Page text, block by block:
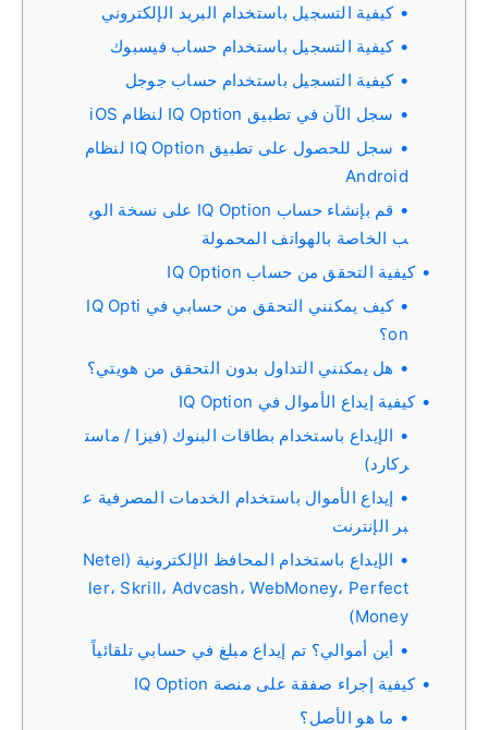
كيفية التسجيل باستخدام البريد الإلكتروني
كيفية التسجيل باستخدام حساب فيسبوك
كيفية التسجيل باستخدام حساب جوجل
سجل الآن في تطبيق IQ Option لنظام iOS
سجل للحصول على تطبيق IQ Option لنظام
Android
قم بإنشاء حساب IQ Option على نسخة الوي
ب الخاصة بالهواتف المحمولة
كيفية التحقق من حساب IQ Option
كيف يمكنني التحقق من حسابي في IQ Opti
on؟
هل يمكنني التداول بدون التحقق من هويتي؟
كيفية إيداع الأموال في IQ Option
الإيداع باستخدام بطاقات البنوك (فيزا / ماست
ركارد)
إيداع الأموال باستخدام الخدمات المصرفية ع
بر الإنترنت
الإيداع باستخدام المحافظ الإلكترونية (Netel
ler، Skrill، Advcash، WebMoney، Perfect
Money)
أين أموالي؟ تم إيداع مبلغ في حسابي تلقائياً
كيفية إجراء صفقة على منصة IQ Option
ما هو الأصل؟